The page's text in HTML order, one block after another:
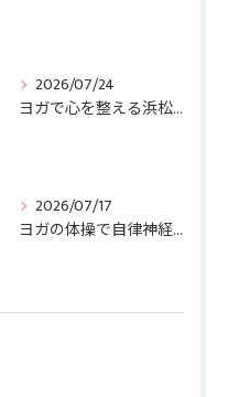
2026/07/24
ヨガで心を整える浜松市中央区松小池町の健康習慣とイベント活用術
2026/07/17
ヨガの体操で自律神経を整え自宅でできる簡単ストレッチ術